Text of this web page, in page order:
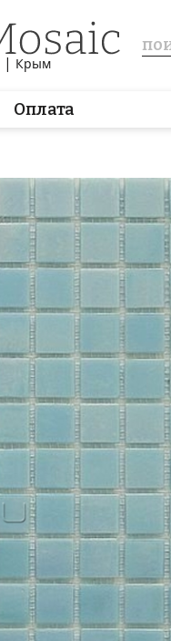
| Крым
Оплата